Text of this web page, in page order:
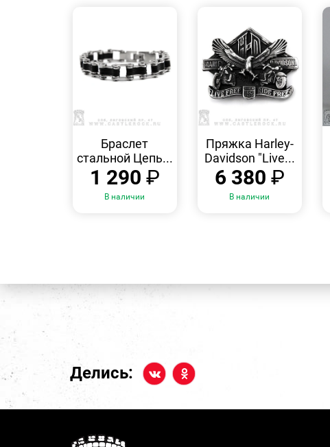
Браслет
стальной Цепь...
1 290 ₽
В наличии
ПРОСМОТР
Пряжка Harley-
Davidson "Live...
6 380 ₽
В наличии
Делись: